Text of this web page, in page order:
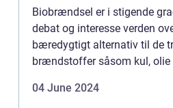
Biobrændsel er i stigende
debat og interesse verden
bæredygtigt alternativ til de
brændstoffer såsom kul, olie
behov for at reduc...
04 June 2024